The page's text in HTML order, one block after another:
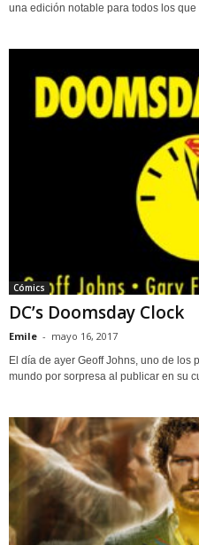
una edición notable para todos los que
Cómics
DC’s Doomsday Clock
Emile - mayo 16, 2017
El día de ayer Geoff Johns, uno de los
mundo por sorpresa al publicar en su